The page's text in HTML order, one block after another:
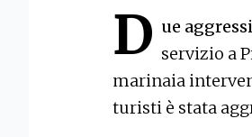
D ue
servizio a
marinaia
turisti è stata